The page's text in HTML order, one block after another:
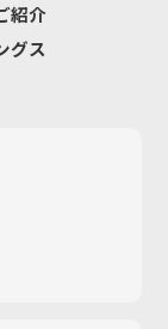
紹介
グス